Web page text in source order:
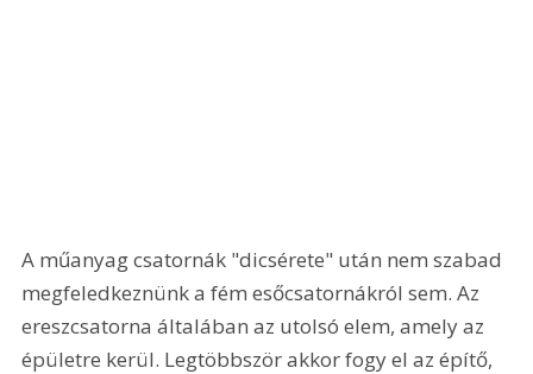
A műanyag csatornák "dicsérete" után nem szabad
megfeledkeznünk a fém esőcsatornákról sem. Az
ereszcsatorna általában az utolsó elem, amely az
épületre kerül. Legtöbbször akkor fogy el az építő,